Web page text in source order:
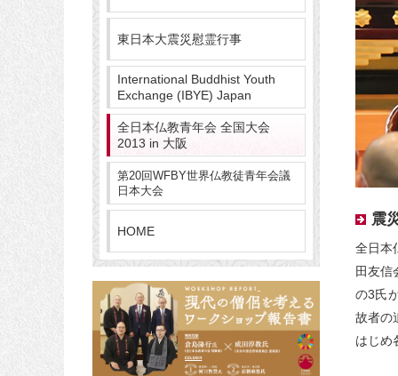
震
全日本
田友信
の3氏
故者の
はじめ
東日本大震災慰霊行事
International Buddhist Youth
Exchange (IBYE) Japan
全日本仏教青年会 全国大会
2013 in 大阪
第20回WFBY世界仏教徒青年会議
日本大会
HOME